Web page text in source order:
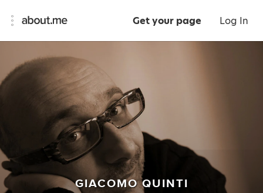
Get your page Log In
GIACOMO QUINTI